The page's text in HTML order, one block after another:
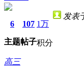
6
主题
107
帖子
1万
积分
高三
发表